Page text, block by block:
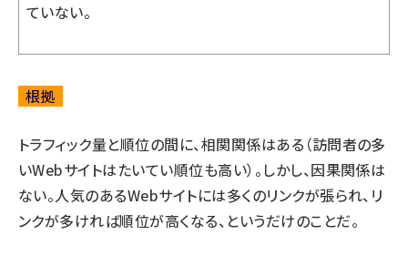
ていない。
根拠
トラフィック量と順位の間に、相関関係はある（訪問者の多
いWebサイトはたいてい順位も高い）。しかし、因果関係は
ない。人気のあるWebサイトには多くのリンクが張られ、リ
ンクが多ければ順位が高くなる、というだけのことだ。